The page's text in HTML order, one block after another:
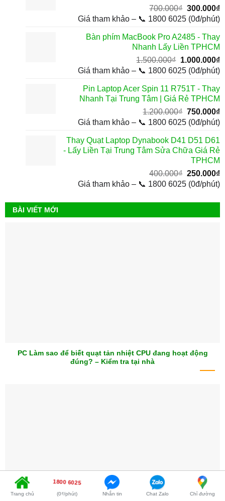
700.000₫ Giá
gốc
700.000₫.
300.000₫
Giá tham khảo – 📞 1800 6025 (0đ/phút)
Bàn phím MacBook Pro A2485 - Thay
Nhanh Lấy Liền TPHCM
1.500.000₫ Giá
gốc
1.500.000₫.
1.000.000₫
Giá tham khảo – 📞 1800 6025 (0đ/phút)
Pin Laptop Acer Spin 11 R751T - Thay
Nhanh Tại Trung Tâm | Giá Rẻ TPHCM
1.200.000₫ Giá
gốc
750.000₫
Giá tham khảo – 📞 1800 6025 (0đ/phút)
Thay Quạt Laptop Dynabook D41 D51 D61
- Lấy Liền Tại Trung Tâm Sửa Chữa Giá Rẻ
TPHCM
400.000₫ Giá
gốc
400.000₫.
250.000₫
Giá tham khảo – 📞 1800 6025 (0đ/phút)
BÀI VIẾT MỚI
PC Làm sao để biết quạt tản nhiệt CPU đang hoạt động
đúng? – Kiểm tra tại nhà
Trang chủ
1800 6025
(0₫/phút) Nhắn tin Chat Zalo Chỉ đường